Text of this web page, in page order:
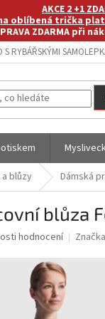
AKCE 2 +1
oblíbená trička platí
ZDARMA při
S RYBÁŘSKÝMI
blůzy Dámská
blůza
hodnocení